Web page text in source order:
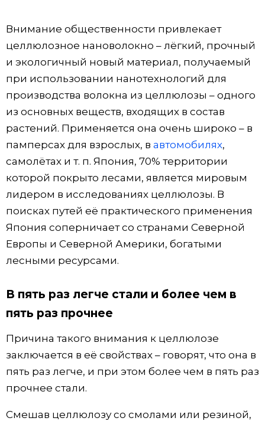
Политика
Экономика
Общество
Культура
Жизнь
Технологии
Токио
Японский калейдоскоп
Семья
Еда и напитки
Внимание общественности привлекает
целлюлозное нановолокно – лёгкий, прочный
и экологичный новый материал, получаемый
при использовании нанотехнологий для
производства волокна из целлюлозы – одного
из основных веществ, входящих в состав
растений. Применяется она очень широко – в
памперсах для взрослых, в автомобилях,
самолётах и т. п. Япония, 70% территории
которой покрыто лесами, является мировым
лидером в исследованиях целлюлозы. В
поисках путей её практического применения
Япония соперничает со странами Северной
Европы и Северной Америки, богатыми
лесными ресурсами.
В пять раз легче стали и более чем в
пять раз прочнее
Причина такого внимания к целлюлозе
заключается в её свойствах – говорят, что она в
пять раз легче, и при этом более чем в пять раз
прочнее стали.
Смешав целлюлозу со смолами или резиной,